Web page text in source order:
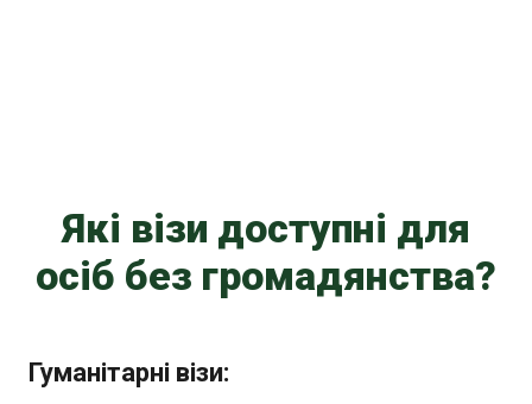
Які візи доступні для
осіб без громадянства?
Гуманітарні візи: